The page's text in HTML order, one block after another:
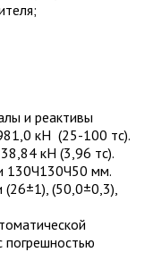
и реактивы
кН (25-100 тс).
кН (3,96 тс).
130Ч130Ч50 мм.
(50,0±0,3),
погрешностью